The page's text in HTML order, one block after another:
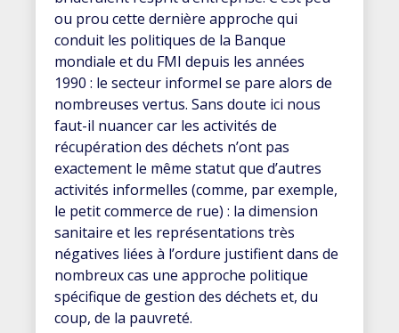
ou prou cette dernière approche qui
conduit les politiques de la Banque
mondiale et du FMI depuis les années
1990 : le secteur informel se pare alors de
nombreuses vertus. Sans doute ici nous
faut-il nuancer car les activités de
récupération des déchets n’ont pas
exactement le même statut que d’autres
activités informelles (comme, par exemple,
le petit commerce de rue) : la dimension
sanitaire et les représentations très
négatives liées à l’ordure justifient dans de
nombreux cas une approche politique
spécifique de gestion des déchets et, du
coup, de la pauvreté.